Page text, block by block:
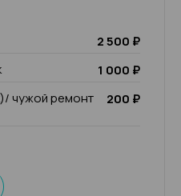
2 500 ₽
1 000 ₽
чужой ремонт
200 ₽